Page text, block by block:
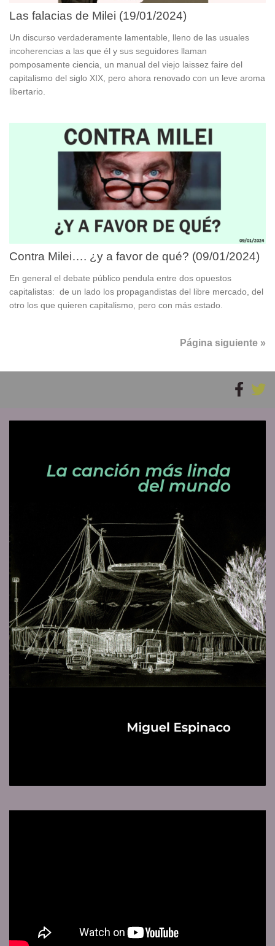
Las falacias de Milei (19/01/2024)
Un discurso verdaderamente lamentable, lleno de las usuales
incoherencias a las que él y sus seguidores llaman
pomposamente ciencia, un manual del viejo laissez faire del
capitalismo del siglo XIX, pero ahora renovado con un leve aroma
libertario.
Contra Milei…. ¿y a favor de qué? (09/01/2024)
En general el debate público pendula entre dos opuestos
capitalistas: de un lado los propagandistas del libre mercado, del
otro los que quieren capitalismo, pero con más estado.
Página siguiente »